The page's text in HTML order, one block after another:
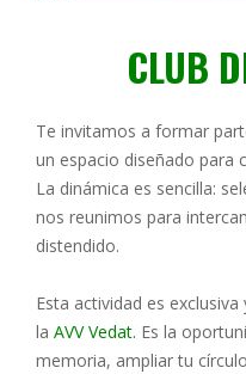
CLUB
Te invitamos a formar
un espacio diseñado para
La dinámica es sencilla:
nos reunimos para
distendido.
Esta actividad es
la AVV Vedat. Es la
memoria, ampliar tu